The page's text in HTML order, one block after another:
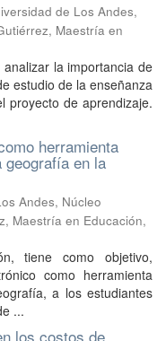
de Los Andes,
Maestría en
la importancia de
estudio de la enseñanza
proyecto de aprendizaje.
herramienta
geografía en la
Andes, Núcleo
Maestría en Educación,
tiene como objetivo,
como herramienta
a los estudiantes
...
los costos de